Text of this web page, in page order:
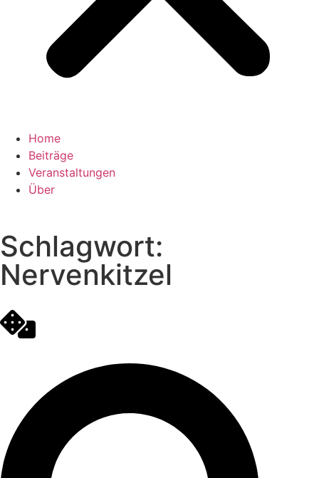
Home
Beiträge
Veranstaltungen
Über
Schlagwort:
Nervenkitzel